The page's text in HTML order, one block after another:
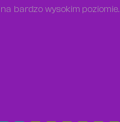
bardzo wysokim poziomie.